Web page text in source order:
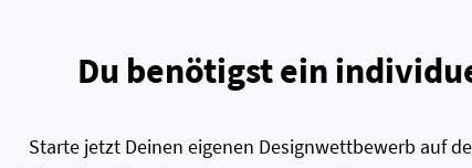
Du benötigst ein
Starte jetzt Deinen eigenen Designwettbewerb auf